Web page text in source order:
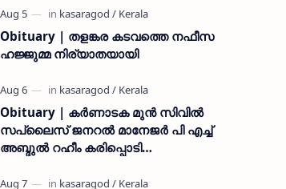
Obituary | തളങ്കര കടവത്തെ നഫീസ
ഹജ്ജുമ്മ നിര്യാതയായി
Obituary | കർണാടക മുൻ സിവില്‍
സപ്ലൈസ് ജനറൽ മാനേജർ പി എച്ച്
അബ്ദുൽ റഹീം കരിപ്പൊടി